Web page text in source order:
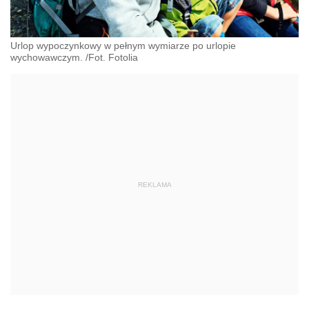
Urlop wypoczynkowy w pełnym wymiarze po urlopie
wychowawczym. /Fot. Fotolia